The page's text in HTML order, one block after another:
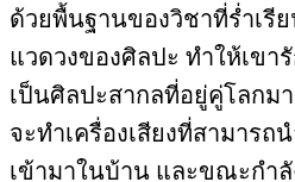
ด้วยพื้นฐานของวิชาที่ร่ำเรี
แวดวงของศิลปะ ทำให้เข
เป็นศิลปะสากลที่อยู่คู่โลกม
จะทำเครื่องเสียงที่สามาร
เข้ามาในบ้าน และขณะกำ